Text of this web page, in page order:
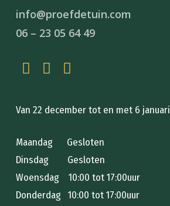
info@proefdetuin.com
06 – 23 05 64 49
Van 22 december tot en met 6
Maandag Gesloten
Dinsdag Gesloten
Woensdag 10:00 tot 17:00uur
Donderdag 10:00 tot 17:00uur